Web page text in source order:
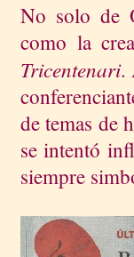
No solo de
como la
Tricentenari.
de temas de
se intentó
siempre